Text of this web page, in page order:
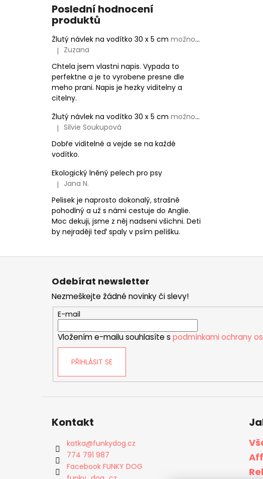
Poslední hodnocení
produktů
Žlutý návlek na vodítko 30 x 5 cm možnost vlastního textu
Hodnocení produktu je 5 z 5 hvězdiček.
| Zuzana
Chtela jsem vlastni napis. Vypada to
perfektne a je to vyrobene presne dle
meho prani. Napis je hezky viditelny a
citelny.
Žlutý návlek na vodítko 30 x 5 cm možnost vlastního textu
Hodnocení produktu je 5 z 5 hvězdiček.
| Silvie Soukupová
Dobře viditelné a vejde se na každé
vodítko.
Ekologický lněný pelech pro psy
Hodnocení produktu je 5 z 5 hvězdiček.
| Jana N.
Pelisek je naprosto dokonalý, strašně
pohodlný a už s námi cestuje do Anglie.
Moc dekuji, jsme z něj nadseni všichni. Deti
by nejraději teď spaly v psím pelíšku.
Z
Odebírat newsletter
Nezmeškejte žádné novinky či slevy!
E-mail
Vložením e-mailu souhlasíte s podmínkami ochrany
PŘIHLÁSIT SE
Kontakt
katka@funkydog.cz
774 791 987
Facebook FUNKY DOG